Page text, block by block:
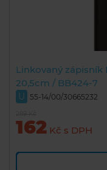
Linkovaný zápisník
20,5cm / BB424-7
U 55-14/00/30665232
162 Kč s DPH